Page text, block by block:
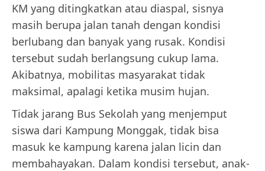
KM yang ditingkatkan atau diaspal, sisnya
masih berupa jalan tanah dengan kondisi
berlubang dan banyak yang rusak. Kondisi
tersebut sudah berlangsung cukup lama.
Akibatnya, mobilitas masyarakat tidak
maksimal, apalagi ketika musim hujan.
Tidak jarang Bus Sekolah yang menjemput
siswa dari Kampung Monggak, tidak bisa
masuk ke kampung karena jalan licin dan
membahayakan. Dalam kondisi tersebut, anak-